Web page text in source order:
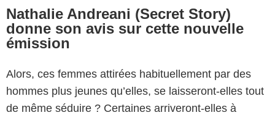
Nathalie Andreani (Secret Story)
donne son avis sur cette nouvelle
émission
Alors, ces femmes attirées habituellement par des
hommes plus jeunes qu’elles, se laisseront-elles tout
de même séduire ? Certaines arriveront-elles à